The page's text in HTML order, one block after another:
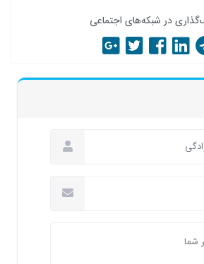
در شبکه‌های اجتماعی